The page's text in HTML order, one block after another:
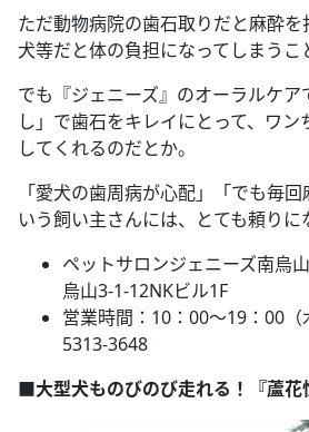
ただ動物病院の歯石取りだと麻酔
犬等だと体の負担になってしまうこ
でも『ジェニーズ』のオーラルケ
し」で歯石をキレイにとって、ワ
してくれるのだとか。
「愛犬の歯周病が心配」「でも毎
いう飼い主さんには、とても頼りに
ペットサロンジェニーズ南烏
烏山3-1-12NKビル1F
営業時間：10：00～19：00（
5313-3648
■大型犬ものびのび走れる！『蘆花